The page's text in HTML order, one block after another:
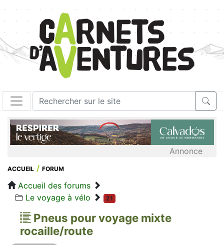
Annonce
ACCUEIL FORUM
Accueil des forums
Le voyage à vélo
21
Pneus pour voyage mixte
rocaille/route